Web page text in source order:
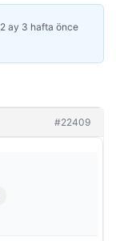
2 ay 3 hafta önce
#22409